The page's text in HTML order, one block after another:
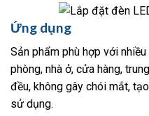
Ứng dụng
Sản phẩm phù hợp với
phòng, nhà ở, cửa hàng,
đều, không gây chói mắt,
sử dụng.